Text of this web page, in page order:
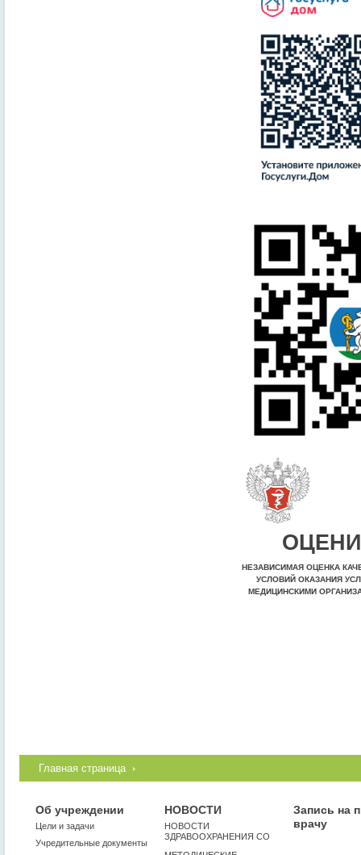
НЕЗАВИСИМАЯ ОЦЕНКА
УСЛОВИЙ ОКАЗАНИЯ
МЕДИЦИНСКИМИ
Главная страница
Об учреждении
Цели и задачи
Учредительные документы
НОВОСТИ
НОВОСТИ
ЗДРАВООХРАНЕНИЯ СО
Запись на
врачу